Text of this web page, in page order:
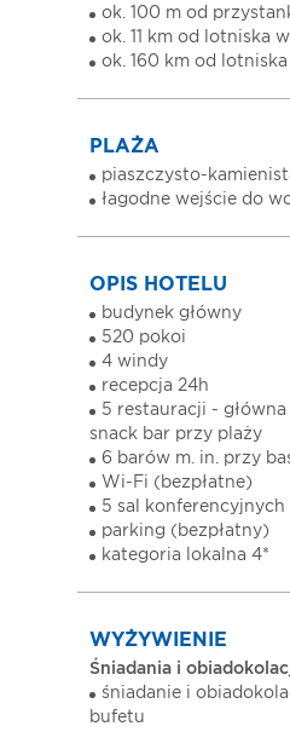
ok. 100 m od
ok. 11 km od lotniska
ok. 160 km od
PLAŻA
piaszczysto-
łagodne wejście do
OPIS HOTELU
budynek główny
520 pokoi
4 windy
recepcja 24h
5 restauracji - główna
snack bar przy plaży
6 barów m. in. przy
Wi-Fi (bezpłatne)
5 sal konferencyjnych
parking (bezpłatny)
kategoria lokalna 4*
WYŻYWIENIE
Śniadania i
śniadanie i
bufetu